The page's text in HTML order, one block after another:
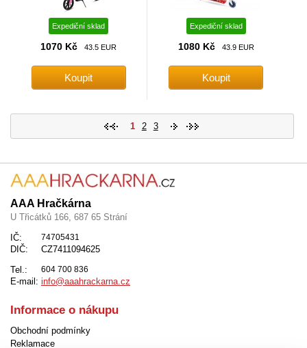
Expediční sklad
1070 Kč 43.5 EUR
Expediční sklad
1080 Kč 43.9 EUR
1 2 3
AAA Hračkárna
U Třicátků 166, 687 65 Strání
IČ:
74705431
DIČ:
CZ7411094625
Tel.:
604 700 836
E-mail: info@aaahrackarna.cz
Informace o nákupu
Obchodní podmínky
Reklamace